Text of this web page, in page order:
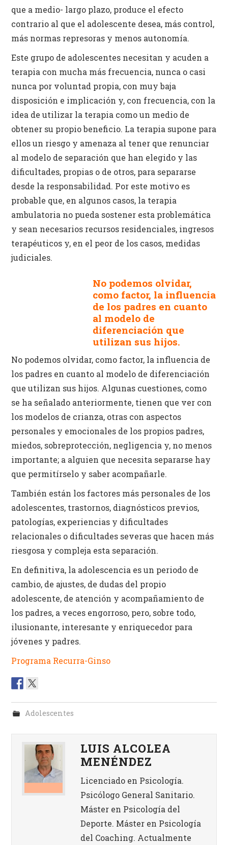
que a medio- largo plazo, produce el efecto
contrario al que el adolescente desea, más control,
más normas represoras y menos autonomía.
Este grupo de adolescentes necesitan y acuden a
terapia con mucha más frecuencia, nunca o casi
nunca por voluntad propia, con muy baja
disposición e implicación y, con frecuencia, con la
idea de utilizar la terapia como un medio de
obtener su propio beneficio. La terapia supone para
ellos un riesgo y amenaza al tener que renunciar
al modelo de separación que han elegido y las
dificultades, propias o de otros, para separarse
desde la responsabilidad. Por este motivo es
probable que, en algunos casos, la terapia
ambulatoria no pueda sostener esta problemática
y sean necesarios recursos residenciales, ingresos
terapéuticos y, en el peor de los casos, medidas
judiciales.
No podemos olvidar,
como factor, la influencia
de los padres en cuanto
al modelo de
diferenciación que
utilizan sus hijos.
No podemos olvidar, como factor, la influencia de
los padres en cuanto al modelo de diferenciación
que utilizan sus hijos. Algunas cuestiones, como
se ha señalado anteriormente, tienen que ver con
los modelos de crianza, otras con aspectos
personales y emocionales de los propios padres,
miedos, sobreprotección, negligencia y, no menos
importante; a alguien que necesita separarse hay
que permitírselo y saber acompañarle.
También están los factores más personales de los
adolescentes, trastornos, diagnósticos previos,
patologías, experiencias y dificultades
relacionales o dificultades severas que hacen más
riesgosa y compleja esta separación.
En definitiva, la adolescencia es un periodo de
cambio, de ajustes, de dudas del propio
adolescente, de atención y acompañamiento de
los padres, a veces engorroso, pero, sobre todo,
ilusionante, interesante y enriquecedor para
jóvenes y padres.
Programa Recurra-Ginso
Adolescentes
LUIS ALCOLEA
MENÉNDEZ
Licenciado en Psicología.
Psicólogo General Sanitario.
Máster en Psicología del
Deporte. Máster en Psicología
del Coaching. Actualmente